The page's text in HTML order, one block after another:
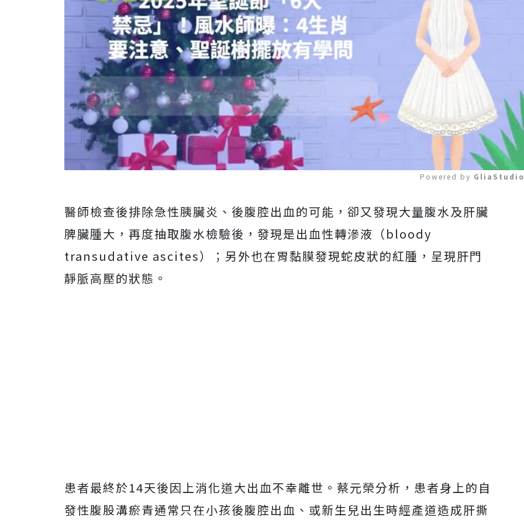
Mute
Powered by
醫師檢查後排除急性胰臟炎、後腹腔出血的可能，卻又發現大量腹水及肝臟
脾臟腫大，再度抽取腹水檢驗後，發現是出血性轉滲液（bloody
transudative ascites）；另外也在胃黏膜發現蛇皮狀的紅腫，呈現肝門
靜脈高壓的狀態。
患者最終於14天後因上消化道大出血不幸離世。蔡元榮分析，患者身上的自
發性腹股溝瘀青通常只在小孩後腹腔出血、或新生兒出生時經產道造成肝撕